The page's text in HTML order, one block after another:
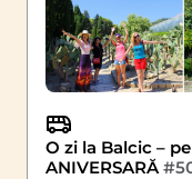
O zi la Balcic –
ANIVERSARĂ